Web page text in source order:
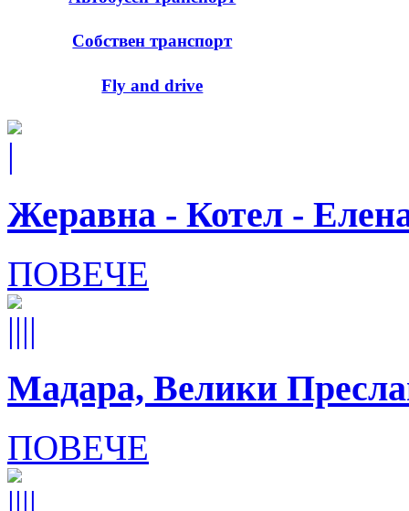
Собствен транспорт
Fly and drive
Жеравна - Котел -
ПОВЕЧЕ
Мадара, Велики
ПОВЕЧЕ